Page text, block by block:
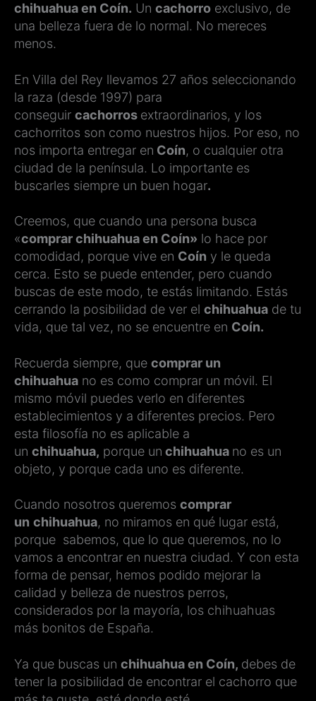
chihuahua en Coín. Un cachorro exclusivo, de
una belleza fuera de lo normal. No mereces
menos.
En Villa del Rey llevamos 27 años seleccionando
la raza (desde 1997) para
conseguir cachorros extraordinarios, y los
cachorritos son como nuestros hijos. Por eso, no
nos importa entregar en Coín, o cualquier otra
ciudad de la península. Lo importante es
buscarles siempre un buen hogar.
Creemos, que cuando una persona busca
«comprar chihuahua en Coín» lo hace por
comodidad, porque vive en Coín y le queda
cerca. Esto se puede entender, pero cuando
buscas de este modo, te estás limitando. Estás
cerrando la posibilidad de ver el chihuahua de tu
vida, que tal vez, no se encuentre en Coín.
Recuerda siempre, que comprar un
chihuahua no es como comprar un móvil. El
mismo móvil puedes verlo en diferentes
establecimientos y a diferentes precios. Pero
esta filosofía no es aplicable a
un chihuahua, porque un chihuahua no es un
objeto, y porque cada uno es diferente.
Cuando nosotros queremos comprar
un chihuahua, no miramos en qué lugar está,
porque sabemos, que lo que queremos, no lo
vamos a encontrar en nuestra ciudad. Y con esta
forma de pensar, hemos podido mejorar la
calidad y belleza de nuestros perros,
considerados por la mayoría, los chihuahuas
más bonitos de España.
Ya que buscas un chihuahua en Coín, debes de
tener la posibilidad de encontrar el cachorro que